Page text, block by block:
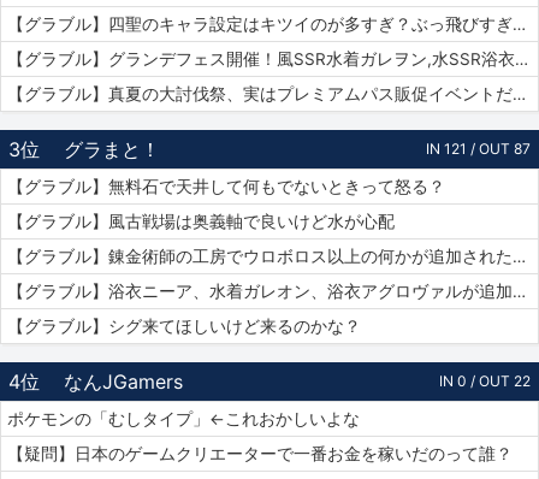
【グラブル】四聖のキャラ設定はキツイのが多すぎ？ぶっ飛びすぎて耐えられないという人も結構いそう…
【グラブル】グランデフェス開催！風SSR水着ガレヲン,水SSR浴衣ニーア,火SSR浴衣アグロヴァルが新登場！リミ武器PUは刃鏡片とワールド・エンド
【グラブル】真夏の大討伐祭、実はプレミアムパス販促イベントだった？
3位 グラまと！ IN 121 / OUT 87
【グラブル】無料石で天井して何もでないときって怒る？
【グラブル】風古戦場は奥義軸で良いけど水が心配
【グラブル】錬金術師の工房でウロボロス以上の何かが追加されたりするのかな？
【グラブル】浴衣ニーア、水着ガレオン、浴衣アグロヴァルが追加！ グランデフェス開催！
【グラブル】シグ来てほしいけど来るのかな？
4位 なんJGamers IN 0 / OUT 22
ポケモンの「むしタイプ」←これおかしいよな
【疑問】日本のゲームクリエーターで一番お金を稼いだのって誰？